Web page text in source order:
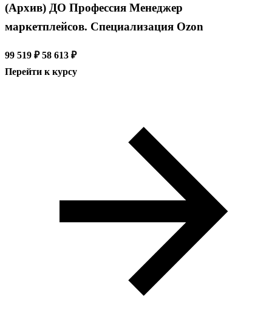
(Архив) ДО Профессия Менеджер
маркетплейсов. Специализация Ozon
99 519 ₽ 58 613 ₽
Перейти к курсу